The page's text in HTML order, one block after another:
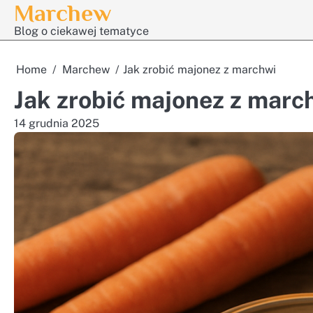
Skip
content
Marchew
Blog o ciekawej tematyce
Home Marchew Jak zrobić majonez z marchwi
Jak zrobić majonez z
14 grudnia 2025